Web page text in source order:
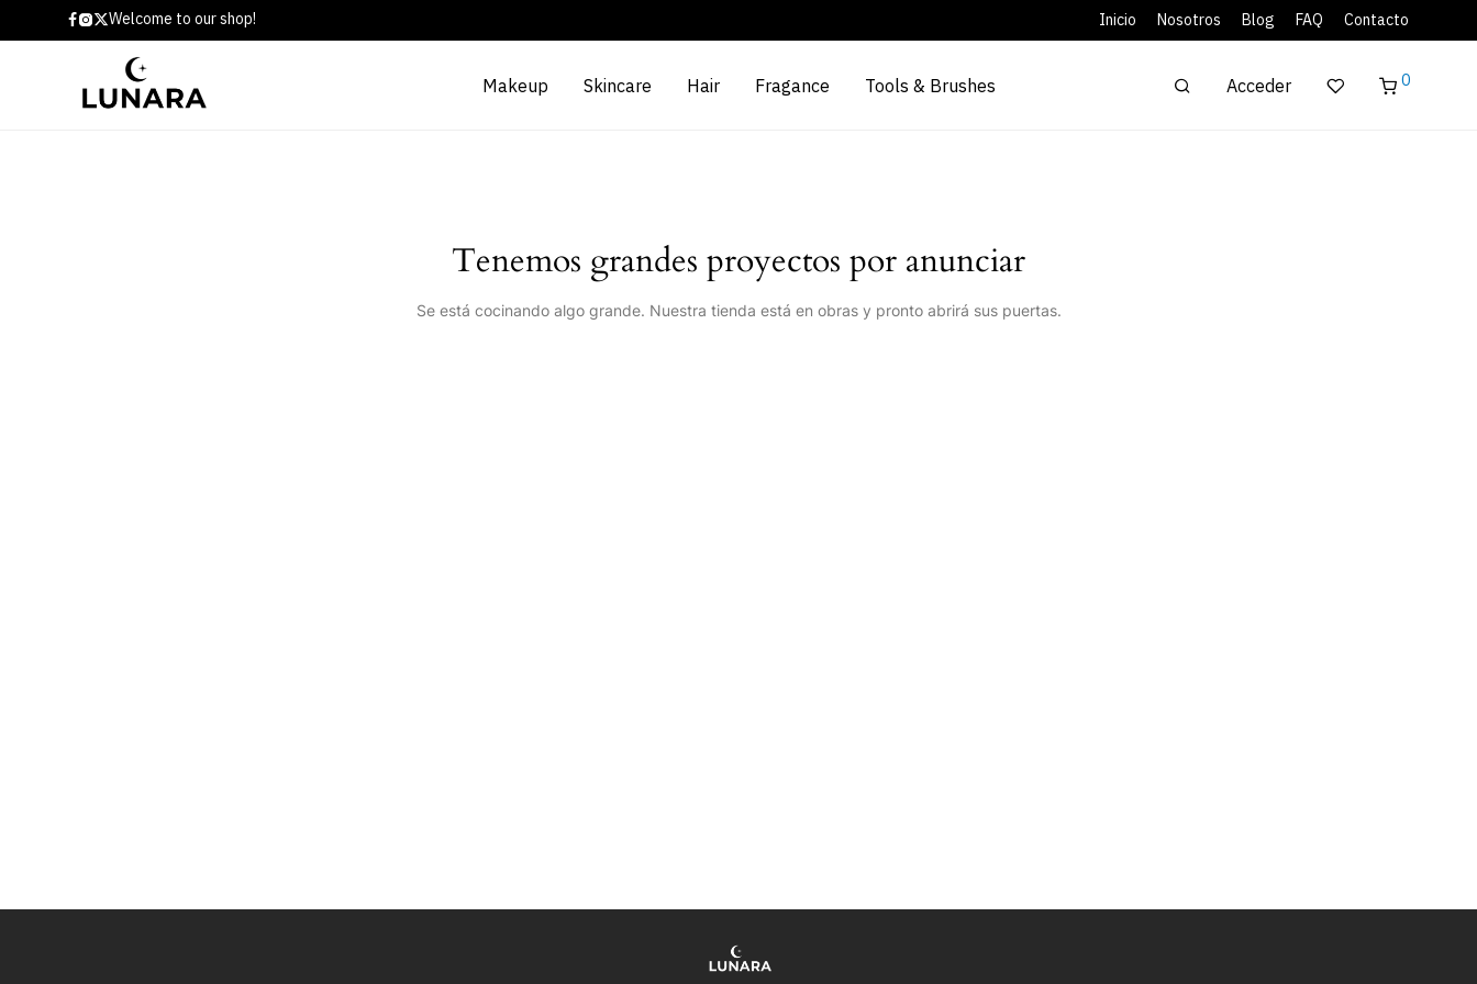
Welcome to our shop! Inicio Nosotros Blog FAQ Contacto
Makeup Skincare Hair Fragance Tools & Brushes Acceder 0
Tenemos grandes proyectos por anunciar
Se está cocinando algo grande. Nuestra tienda está en obras y pronto abrirá sus puertas.